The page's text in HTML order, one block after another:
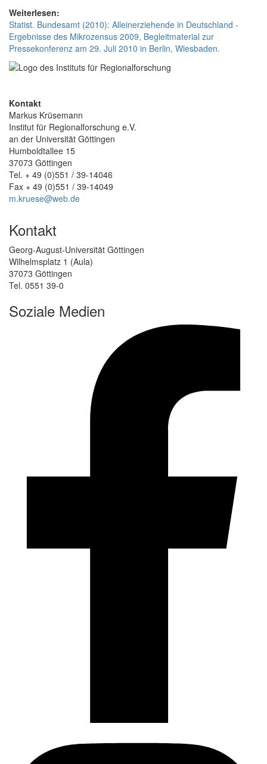
Weiterlesen:
Statist. Bundesamt (2010): Alleinerziehende in Deutschland -
Ergebnisse des Mikrozensus 2009, Begleitmaterial zur
Pressekonferenz am 29. Juli 2010 in Berlin, Wiesbaden.
Kontakt
Markus Krüsemann
Institut für Regionalforschung e.V.
an der Universität Göttingen
Humboldtallee 15
37073 Göttingen
Tel. + 49 (0)551 / 39-14046
Fax + 49 (0)551 / 39-14049
m.kruese@web.de
Kontakt
Georg-August-Universität Göttingen
Wilhelmsplatz 1 (Aula)
37073 Göttingen
Tel. 0551 39-0
Soziale Medien